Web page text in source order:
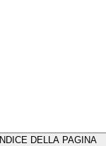
INDICE DELLA PAGINA